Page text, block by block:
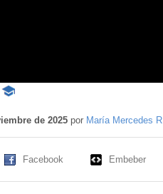
-
educativode 2025por María Mercedes R.
Facebook Embeber